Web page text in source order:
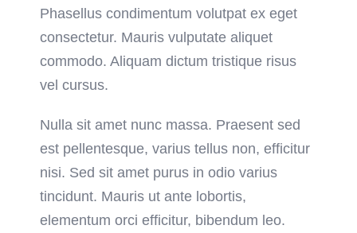
Phasellus condimentum volutpat ex eget
consectetur. Mauris vulputate aliquet
commodo. Aliquam dictum tristique risus
vel cursus.
Nulla sit amet nunc massa. Praesent sed
est pellentesque, varius tellus non, efficitur
nisi. Sed sit amet purus in odio varius
tincidunt. Mauris ut ante lobortis,
elementum orci efficitur, bibendum leo.